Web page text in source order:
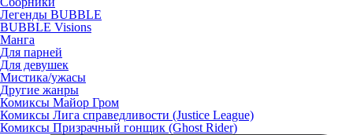
Легенды BUBBLE
BUBBLE Visions
Манга
Для парней
Для девушек
Мистика/ужасы
Другие жанры
Комиксы Майор Гром
Комиксы Лига справедливости (Justice League)
Комиксы Призрачный гонщик (Ghost Rider)